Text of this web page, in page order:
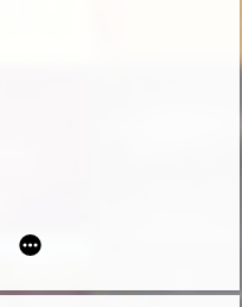
zamieszkała Boża